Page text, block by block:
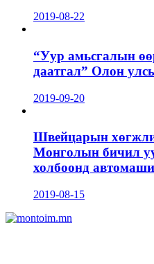
2019-08-22
“Уур амьсгалын
даатгал” Олон
2019-09-20
Швейцарын
Монголын бичил
холбоонд
2019-08-15